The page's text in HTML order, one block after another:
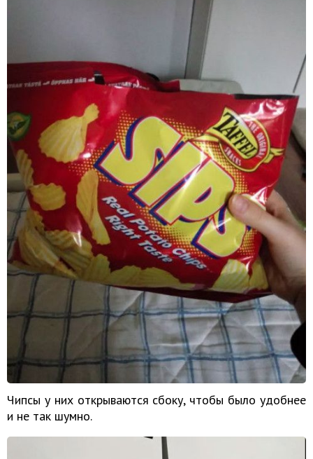
Чипсы у них открываются сбоку, чтобы было удобнее
и не так шумно.